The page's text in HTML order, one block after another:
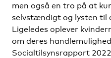
men også en tro på at
selvstændigt og lysten til
Ligeledes oplever
om deres
Socialtilsynsrapport